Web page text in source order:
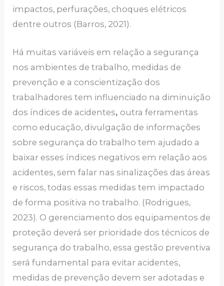
impactos, perfurações, choques elétricos
dentre outros (Barros, 2021).
Há muitas variáveis em relação a segurança
nos ambientes de trabalho, medidas de
prevenção e a conscientização dos
trabalhadores tem influenciado na diminuição
dos índices de acidentes, outra ferramentas
como educação, divulgação de informações
sobre segurança do trabalho tem ajudado a
baixar esses índices negativos em relação aos
acidentes, sem falar nas sinalizações das áreas
e riscos, todas essas medidas tem impactado
de forma positiva no trabalho. (Rodrigues,
2023). O gerenciamento dos equipamentos de
proteção deverá ser prioridade dos técnicos de
segurança do trabalho, essa gestão preventiva
será fundamental para evitar acidentes,
medidas de prevenção devem ser adotadas e